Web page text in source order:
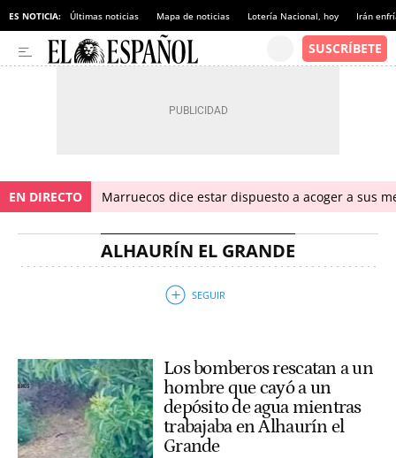
ES NOTICIA: Últimas noticias Mapa de noticias Lotería Nacional, hoy Irán
EN DIRECTO Marruecos dice estar dispuesto a acoger a sus
ALHAURÍN EL GRANDE
Los bomberos rescatan a un
hombre que cayó a un
depósito de agua mientras
trabajaba en Alhaurín el
Grande